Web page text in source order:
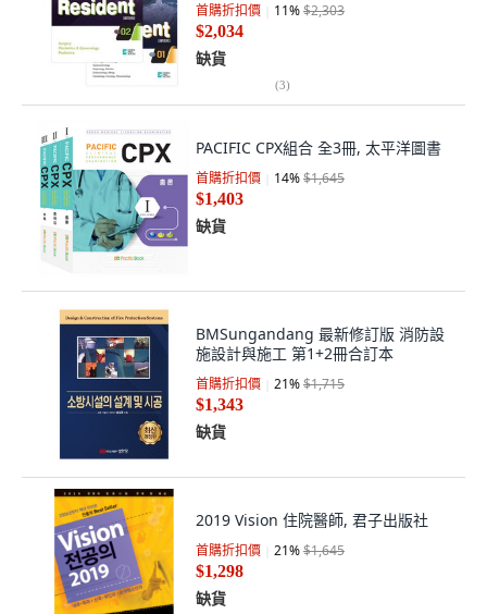
首購折扣價 11%$2,303
$2,034
缺貨
(3)
PACIFIC CPX組合 全3冊, 太平洋圖書
首購折扣價 14%$1,645
$1,403
缺貨
BMSungandang 最新修訂版 消防設
施設計與施工 第1+2冊合訂本
首購折扣價 21%$1,715
$1,343
缺貨
2019 Vision 住院醫師, 君子出版社
首購折扣價 21%$1,645
$1,298
缺貨